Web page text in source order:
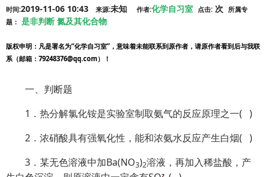
时间:2019-11-06 10:43 来源:未知 作者:化学自习室 点击: 次
所属专
题： 是非判断 氮及其化合物
版权申明 ：凡是署名为“化学自习室”，意味着未能联系到原作者，请原作者看到后与我联
系（邮箱：79248376@qq.com）！
一、判断题
1．热分解氯化铵是实验室制取氨气的反应原理之一( )
2．浓硝酸具有强氧化性，能和浓氨水反应产生白烟( )
3．某无色溶液中加Ba(NO3)2溶液，再加入稀盐酸，产